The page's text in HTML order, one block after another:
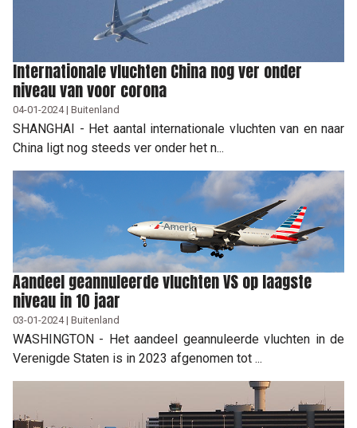
Internationale vluchten China nog ver onder
niveau van voor corona
04-01-2024 | Buitenland
SHANGHAI - Het aantal internationale vluchten van en naar
China ligt nog steeds ver onder het n...
Aandeel geannuleerde vluchten VS op laagste
niveau in 10 jaar
03-01-2024 | Buitenland
WASHINGTON - Het aandeel geannuleerde vluchten in de
Verenigde Staten is in 2023 afgenomen tot ...